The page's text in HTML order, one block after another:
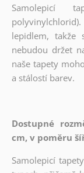
Samolepicí
lepidlem, takže
nebudou držet
naše tapety
a stálostí barev.
Dostupné
cm, v poměru
Samolepicí